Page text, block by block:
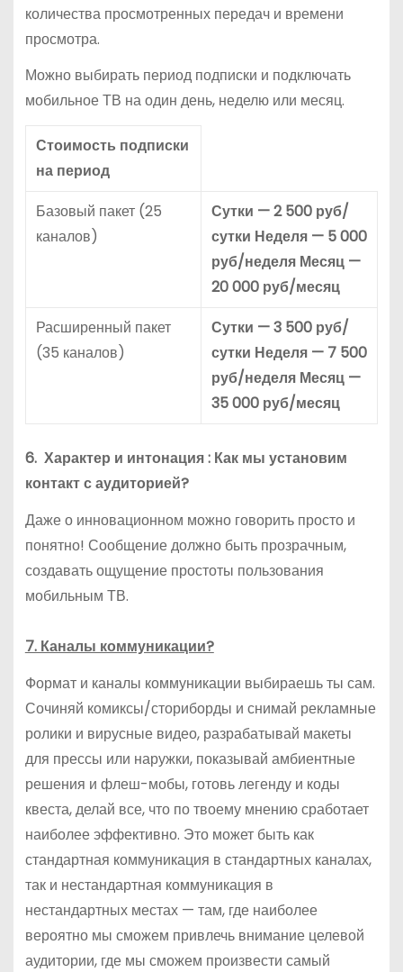
количества просмотренных передач и времени
просмотра.
Можно выбирать период подписки и подключать
мобильное ТВ на один день, неделю или месяц.
Стоимость подписки
на период
Базовый пакет (25
каналов)
Сутки — 2 500 руб/
сутки Неделя — 5 000
руб/неделя Месяц —
20 000 руб/месяц
Расширенный пакет
(35 каналов)
Сутки — 3 500 руб/
сутки Неделя — 7 500
руб/неделя Месяц —
35 000 руб/месяц
6. Характер и интонация : Как мы установим
контакт с аудиторией?
Даже о инновационном можно говорить просто и
понятно! Сообщение должно быть прозрачным,
создавать ощущение простоты пользования
мобильным ТВ.
7. Каналы коммуникации?
Формат и каналы коммуникации выбираешь ты сам.
Сочиняй комиксы/сториборды и снимай рекламные
ролики и вирусные видео, разрабатывай макеты
для прессы или наружки, показывай амбиентные
решения и флеш-мобы, готовь легенду и коды
квеста, делай все, что по твоему мнению сработает
наиболее эффективно. Это может быть как
стандартная коммуникация в стандартных каналах,
так и нестандартная коммуникация в
нестандартных местах — там, где наиболее
вероятно мы сможем привлечь внимание целевой
аудитории, где мы сможем произвести самый